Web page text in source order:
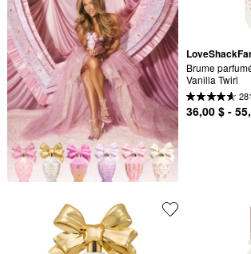
Brume
Vanilla Twirl
281
36,00 $ -